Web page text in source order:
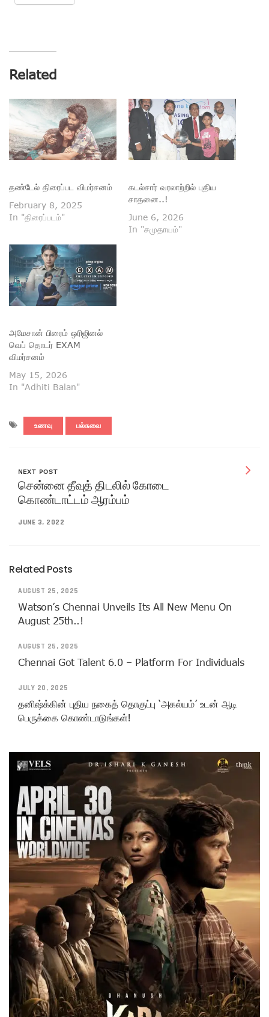
Related
தண்டேல் திரைப்பட விமர்சனம்
February 8, 2025
In "திரைப்படம்"
கடல்சார் வரலாற்றில் புதிய
சாதனை..!
June 6, 2026
In "சமுதாயம்"
அமேசான் பிரைம் ஒரிஜினல்
வெப் தொடர் EXAM
விமர்சனம்
May 15, 2026
In "Adhiti Balan"
உணவு பல்சுவை
NEXT POST
சென்னை தீவுத் திடலில் கோடை
கொண்டாட்டம் ஆரம்பம்
JUNE 3, 2022
Related Posts
AUGUST 25, 2025
Watson’s Chennai Unveils Its All New Menu On
August 25th..!
AUGUST 25, 2025
Chennai Got Talent 6.0 – Platform For Individuals
JULY 20, 2025
தனிஷ்க்கின் புதிய நகைத் தொகுப்பு ‘அகல்யம்’ உடன் ஆடி
பெருக்கை கொண்டாடுங்கள்!